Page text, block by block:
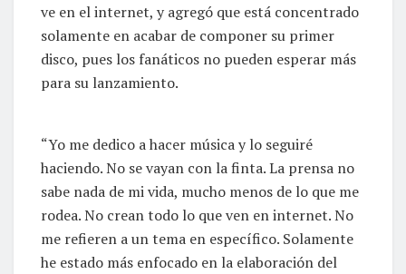
ve en el internet, y agregó que está concentrado
solamente en acabar de componer su primer
disco, pues los fanáticos no pueden esperar más
para su lanzamiento.
“Yo me dedico a hacer música y lo seguiré
haciendo. No se vayan con la finta. La prensa no
sabe nada de mi vida, mucho menos de lo que me
rodea. No crean todo lo que ven en internet. No
me refieren a un tema en específico. Solamente
he estado más enfocado en la elaboración del